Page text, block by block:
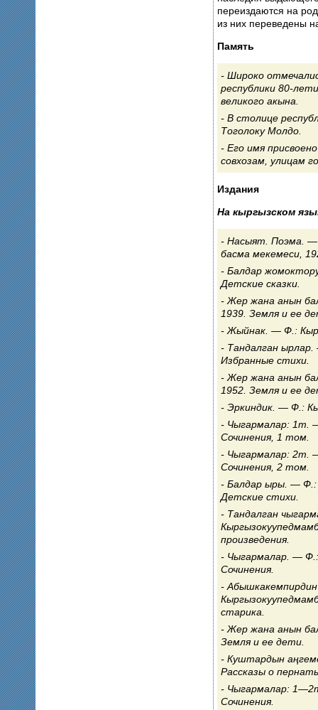
переиздаются на
из них переведены
Память
Широко
республики 80-
великого акына.
В столице
Тоголоку Молдо.
Его имя
совхозам, улицам
Издания
На кыргызском
Насыят. Поэма.
басма мекемеси,
Балдар
Детские сказки.
Жер жана анын
1939. Земля и ее
Жыйнак. — Ф.:
Тандалган
Избранные стихи.
Жер жана анын
1952. Земля и ее
Эркиндик. — Ф.:
Чыгармалар: 1т.
Сочинения, 1 том.
Чыгармалар: 2т.
Сочинения, 2 том.
Балдар ыры. — Ф.:
Детские стихи.
Тандалган
произведения.
Чыгармалар. —
Сочинения.
старика.
Жер жана анын
Земля и ее дети.
Куштардын
Рассказы о
Чыгармалар:
Сочинения.